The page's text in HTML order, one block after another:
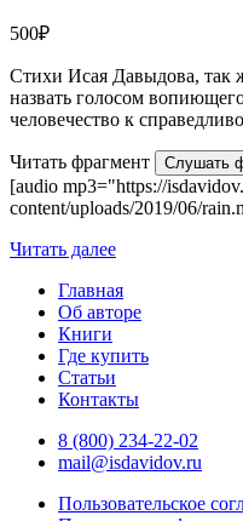
500₽
Стихи Исая Давыдова, так
назвать голосом
человечество к
Читать фрагмент Слушать
[audio mp3="https://
content/uploads/2019/06/
Читать далее
Главная
Об авторе
Книги
Где купить
Статьи
Контакты
8 (800) 234-22-02
mail@isdavidov.ru
Пользовательское